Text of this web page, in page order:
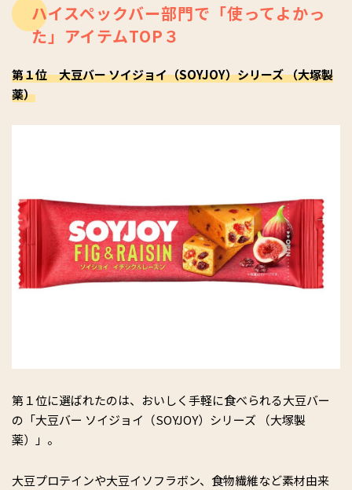
ハイスペックバー部門で「使ってよかっ
た」アイテムTOP３
第１位 大豆バー ソイジョイ（SOYJOY）シリーズ （大塚製
薬）
第１位に選ばれたのは、おいしく手軽に食べられる大豆バー
の「大豆バー ソイジョイ（SOYJOY）シリーズ （大塚製
薬）」。
大豆プロテインや大豆イソフラボン、食物繊維など素材由来